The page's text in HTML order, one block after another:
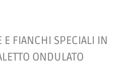
E FIANCHI SPECIALI IN
ONDULATO